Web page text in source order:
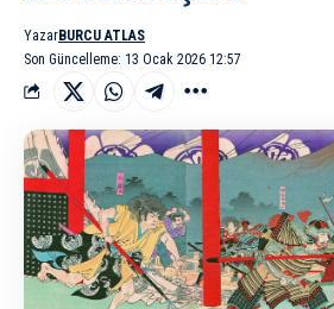
Son Güncelleme: 13 Ocak 2026 12:57
YazarBURCU ATLAS